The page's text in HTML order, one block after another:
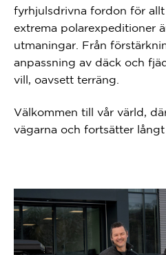
fyrhjulsdrivna fordon för
extrema polarexpeditioner
utmaningar. Från
anpassning av däck och
vill, oavsett terräng.
Välkommen till vår värld,
vägarna och fortsätter långt